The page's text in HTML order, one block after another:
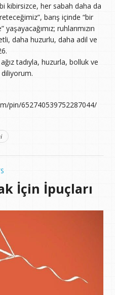
kibirsizce, her sabah daha da
barış içinde “bir
ruhlarımızın
daha huzurlu, daha adil ve
tadıyla, huzurla, bolluk ve
pin/652740539752287044/
İçin İpuçları